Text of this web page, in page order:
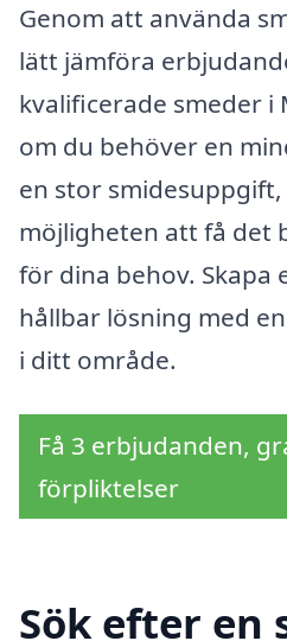
Genom att använda
lätt jämföra
kvalificerade smeder i
om du behöver en
en stor
möjligheten att få det
för dina behov. Skapa
hållbar lösning med
i ditt område.
Få 3 erbjudanden,
förpliktelser
Sök efter en